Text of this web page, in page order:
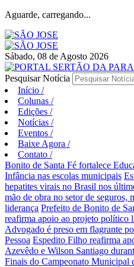
Aguarde, carregando...
Sábado, 08 de Agosto 2026
Pesquisar Notícia
Início /
Colunas /
Edições /
Notícias /
Eventos /
Baixe Agora /
Contato /
Bonito de Santa Fé fortalece
Infância nas escolas municipais
hepatites virais no Brasil nos
mão de obra no setor de seguros,
liderança Prefeito de Bonito de
reafirma apoio ao projeto político
Advogado é preso em flagrante
Pessoa Espedito Filho reafirma
Azevêdo e Wilson Santiago
Finais do Campeonato Municipal